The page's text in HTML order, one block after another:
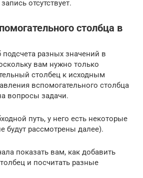
отсутствует.
столбца в
разных значений в
вам нужно только
столбец к исходным
вспомогательного столбца
вопросы задачи.
путь, у него есть некоторые
будут рассмотрены далее).
показать вам, как добавить
и посчитать разные